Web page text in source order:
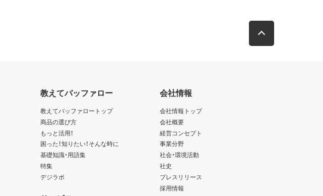
教えてバッファロー
教えてバッファロートップ
商品の選び方
もっと活用！
困った！知りたい！そんな時に
基礎知識・用語集
特集
デジラボ
会社情報
会社情報トップ
会社概要
経営コンセプト
事業分野
社会・環境活動
社史
プレスリリース
採用情報